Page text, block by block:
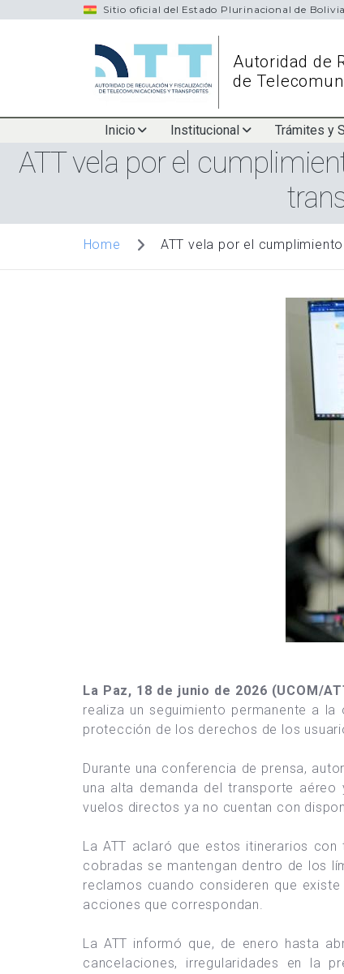
Sitio oficial del Estado Plurinacional de
Autoridad de
de
navigation
Inicio Institucional Trámites y
navigation
ATT vela por el
Home ATT vela por el
La Paz, 18 de junio de 2026 (UCOM/
realiza un seguimiento permanente a
protección de los derechos de los
Durante una conferencia de prensa,
una alta demanda del transporte
vuelos directos ya no cuentan con
La ATT aclaró que estos itinerarios
cobradas se mantengan dentro de los
reclamos cuando consideren que
acciones que correspondan.
La ATT informó que, de enero hasta
cancelaciones, irregularidades en la